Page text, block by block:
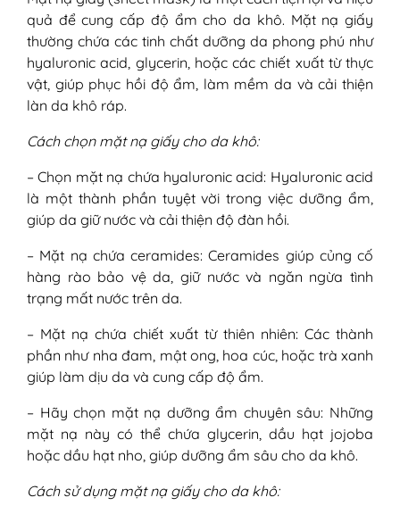
quả để cung cấp độ ẩm cho da khô. Mặt nạ giấy
thường chứa các tinh chất dưỡng da phong phú như
hyaluronic acid, glycerin, hoặc các chiết xuất từ thực
vật, giúp phục hồi độ ẩm, làm mềm da và cải thiện
làn da khô ráp.
Cách chọn mặt nạ giấy cho da khô:
– Chọn mặt nạ chứa hyaluronic acid: Hyaluronic acid
là một thành phần tuyệt vời trong việc dưỡng ẩm,
giúp da giữ nước và cải thiện độ đàn hồi.
– Mặt nạ chứa ceramides: Ceramides giúp củng cố
hàng rào bảo vệ da, giữ nước và ngăn ngừa tình
trạng mất nước trên da.
– Mặt nạ chứa chiết xuất từ thiên nhiên: Các thành
phần như nha đam, mật ong, hoa cúc, hoặc trà xanh
giúp làm dịu da và cung cấp độ ẩm.
– Hãy chọn mặt nạ dưỡng ẩm chuyên sâu: Những
mặt nạ này có thể chứa glycerin, dầu hạt jojoba
hoặc dầu hạt nho, giúp dưỡng ẩm sâu cho da khô.
Cách sử dụng mặt nạ giấy cho da khô: